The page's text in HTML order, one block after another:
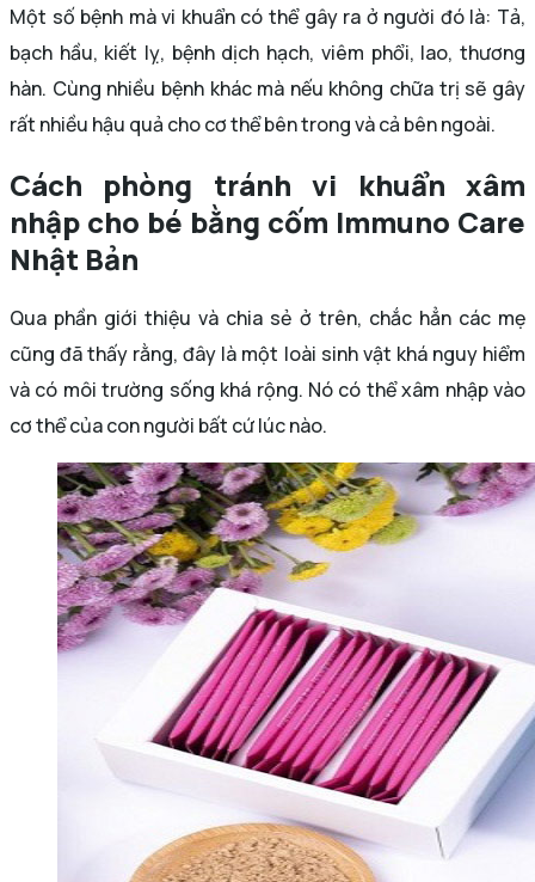
Một số bệnh mà vi khuẩn có thể gây ra ở người đó là: Tả,
bạch hầu, kiết lỵ, bệnh dịch hạch, viêm phổi, lao, thương
hàn. Cùng nhiều bệnh khác mà nếu không chữa trị sẽ gây
rất nhiều hậu quả cho cơ thể bên trong và cả bên ngoài.
Cách phòng tránh vi khuẩn xâm
nhập cho bé bằng cốm Immuno Care
Nhật Bản
Qua phần giới thiệu và chia sẻ ở trên, chắc hẳn các mẹ
cũng đã thấy rằng, đây là một loài sinh vật khá nguy hiểm
và có môi trường sống khá rộng. Nó có thể xâm nhập vào
cơ thể của con người bất cứ lúc nào.